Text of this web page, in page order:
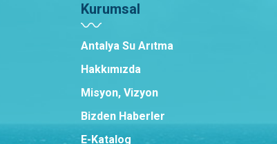
Kurumsal
Antalya Su Arıtma
Hakkımızda
Misyon, Vizyon
Bizden Haberler
E-Katalog